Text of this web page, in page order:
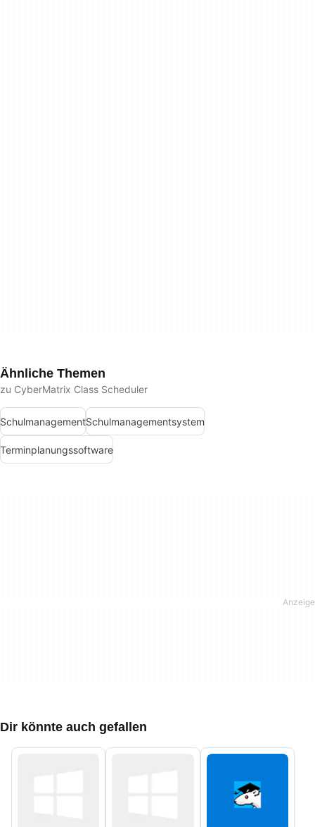
Ähnliche Themen
zu CyberMatrix Class Scheduler
SchulmanagementSchulmanagementsystem
Terminplanungssoftware
Dir könnte auch gefallen